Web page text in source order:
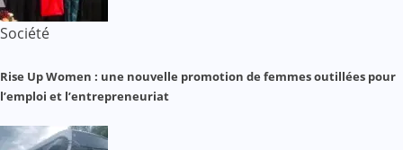
Société
Rise Up Women : une nouvelle promotion de femmes outillées pour
l’emploi et l’entrepreneuriat